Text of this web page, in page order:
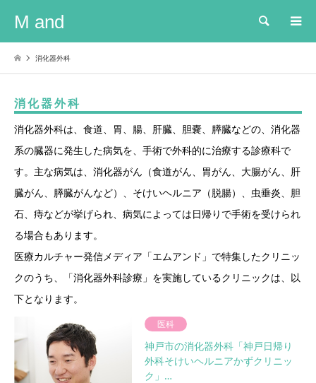
M and 検索
消化器外科
消化器外科
消化器外科は、食道、胃、腸、肝臓、胆嚢、膵臓などの、消化器
系の臓器に発生した病気を、手術で外科的に治療する診療科で
す。主な病気は、消化器がん（食道がん、胃がん、大腸がん、肝
臓がん、膵臓がんなど）、そけいヘルニア（脱腸）、虫垂炎、胆
石、痔などが挙げられ、病気によっては日帰りで手術を受けられ
る場合もあります。
医療カルチャー発信メディア「エムアンド」で特集したクリニッ
クのうち、「消化器外科診療」を実施しているクリニックは、以
下となります。
医科
神戸市の消化器外科「神戸日帰り
外科そけいヘルニアかずクリニッ
ク」…